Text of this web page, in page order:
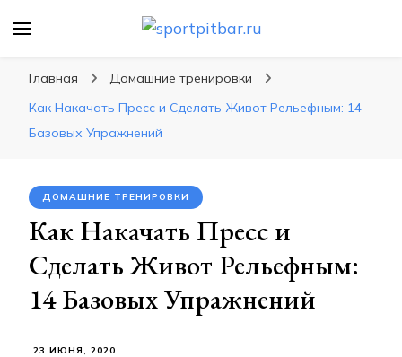
спортивных упражнения, правильные
диеты, программы тренировок
Главная
Домашние тренировки
Как Накачать Пресс и Сделать Живот Рельефным: 14
Базовых Упражнений
ДОМАШНИЕ ТРЕНИРОВКИ
Как Накачать Пресс и
Сделать Живот Рельефным:
14 Базовых Упражнений
23 ИЮНЯ, 2020